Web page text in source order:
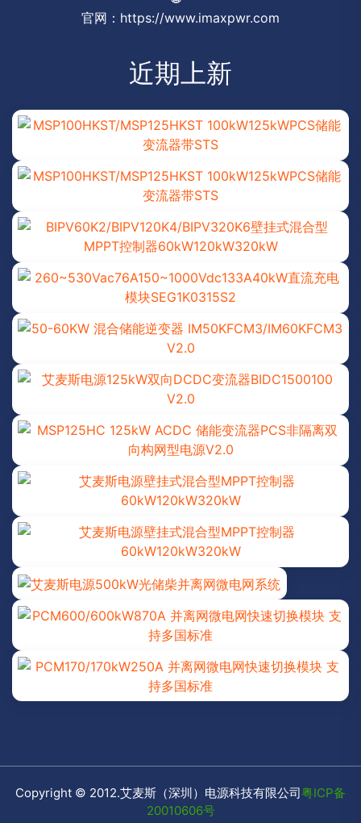
官网：https://www.imaxpwr.com
近期上新
Copyright © 2012.艾麦斯（深圳）电源科技有限公司粤ICP备
20010606号